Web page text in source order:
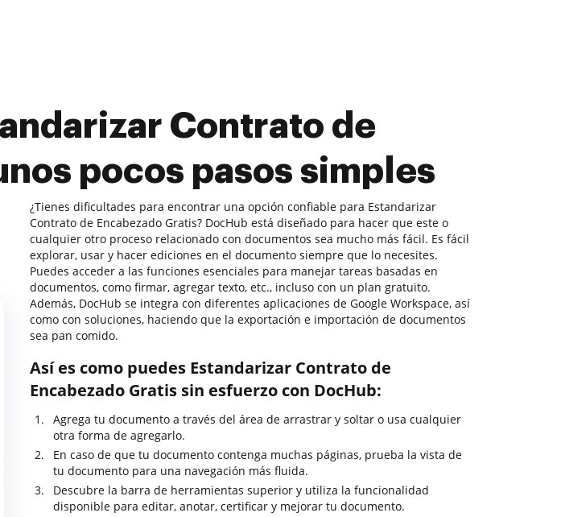
Contrato de
pocos pasos simples
¿Tienes dificultades para encontrar una opción confiable para Estandarizar
Contrato de Encabezado Gratis? DocHub está diseñado para hacer que este o
cualquier otro proceso relacionado con documentos sea mucho más fácil. Es fácil
explorar, usar y hacer ediciones en el documento siempre que lo necesites.
Puedes acceder a las funciones esenciales para manejar tareas basadas en
documentos, como firmar, agregar texto, etc., incluso con un plan gratuito.
Además, DocHub se integra con diferentes aplicaciones de Google Workspace, así
como con soluciones, haciendo que la exportación e importación de documentos
sea pan comido.
Así es como puedes Estandarizar Contrato de
Encabezado Gratis sin esfuerzo con DocHub:
Agrega tu documento a través del área de arrastrar y soltar o usa cualquier
otra forma de agregarlo.
En caso de que tu documento contenga muchas páginas, prueba la vista de
tu documento para una navegación más fluida.
Descubre la barra de herramientas superior y utiliza la funcionalidad
disponible para editar, anotar, certificar y mejorar tu documento.